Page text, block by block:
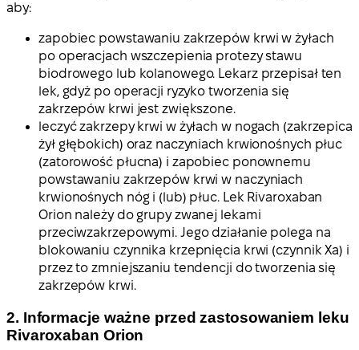
aby:
zapobiec powstawaniu zakrzepów krwi w żyłach
po operacjach wszczepienia protezy stawu
biodrowego lub kolanowego. Lekarz przepisał ten
lek, gdyż po operacji ryzyko tworzenia się
zakrzepów krwi jest zwiększone.
leczyć zakrzepy krwi w żyłach w nogach (zakrzepica
żył głębokich) oraz naczyniach krwionośnych płuc
(zatorowość płucna) i zapobiec ponownemu
powstawaniu zakrzepów krwi w naczyniach
krwionośnych nóg i (lub) płuc. Lek Rivaroxaban
Orion należy do grupy zwanej lekami
przeciwzakrzepowymi. Jego działanie polega na
blokowaniu czynnika krzepnięcia krwi (czynnik Xa) i
przez to zmniejszaniu tendencji do tworzenia się
zakrzepów krwi.
2. Informacje ważne przed zastosowaniem leku
Rivaroxaban Orion